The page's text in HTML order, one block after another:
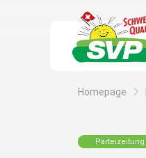
Homepage
Parteizeitung